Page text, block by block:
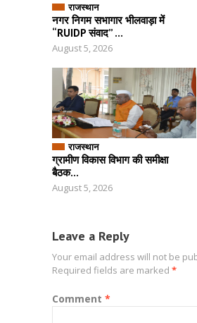
राजस्थान
नगर निगम सभागार भीलवाड़ा में
“RUIDP संवाद” ...
August 5, 2026
राजस्थान
ग्रामीण विकास विभाग की समीक्षा
बैठक...
August 5, 2026
Leave a Reply
Your email address will not be
Required fields are marked *
Comment *